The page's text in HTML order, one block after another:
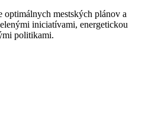
optimálnych mestských plánov a
iniciatívami, energetickou
politikami.